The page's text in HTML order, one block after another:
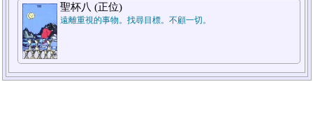
聖杯八 (正位)
遠離重視的事物。找尋目標。不顧一切。